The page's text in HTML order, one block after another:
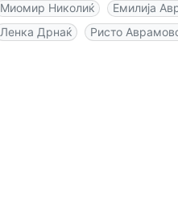
Миомир Николиќ
Емилија
Ленка Дрнаќ
Ристо